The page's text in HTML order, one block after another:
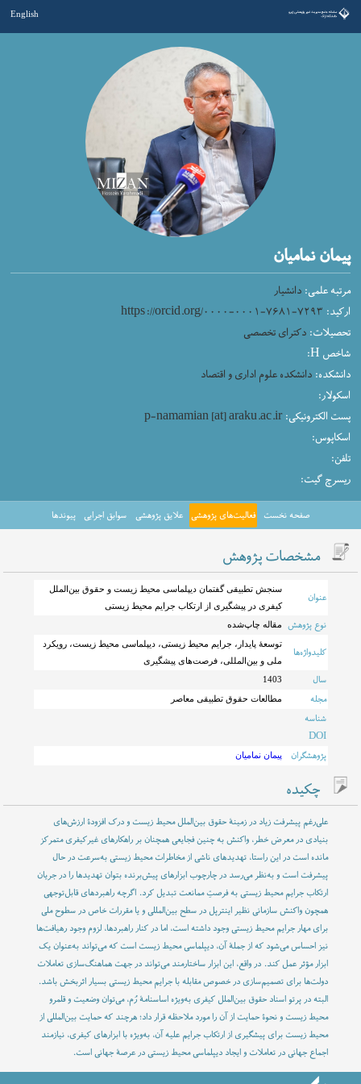
English
پیمان نمامیان
مرتبه علمی: دانشیار
ارکید: https://orcid.org/۰۰۰۰-۰۰۰۱-۷۶۸۱-۷۲۹۳
تحصیلات: دکترای تخصصی
شاخص H:
دانشکده: دانشکده علوم اداری و اقتصاد
اسکولار:
پست الکترونیکی: p-namamian [at] araku.ac.ir
اسکاپوس:
تلفن:
ریسرچ گیت:
صفحه نخست فعالیت‌های پژوهشی علایق پژوهشی سوابق اجرایی پیوندها
مشخصات پژوهش
عنوان
سنجش تطبیقی گفتمان دیپلماسی محیط زیست و حقوق بین‌الملل
کیفری در پیشگیری از ارتکاب جرایم محیط زیستی
نوع پژوهش مقاله چاپ‌شده
کلیدواژه‌ها
توسعۀ پایدار، جرایم محیط زیستی، دیپلماسی محیط زیست، رویکرد
ملی و بین‌المللی، فرصت‌های پیشگیری
سال 1403
مجله مطالعات حقوق تطبیقی معاصر
شناسه
DOI
پژوهشگران
پیمان نمامیان
چکیده
علی‌رغم پیشرفت زیاد در زمینۀ حقوق بین‌الملل محیط زیست و درک افزودۀ ارزش‌های
بنیادی در معرض خطر، واکنش به چنین فجایعی همچنان بر راهکارهای غیرکیفری متمرکز
مانده است در این راستا، تهدیدهای ناشی از مخاطرات محیط زیستی به‌سرعت در حال
پیشرفت است و به‌نظر می‌رسد در چارچوب ابزارهای پیش‌برنده بتوان تهدیدها را در جریان
ارتکاب جرایم محیط زیستی به فرصتِ ممانعت تبدیل کرد. اگرچه راهبردهای قابل‌توجهی
همچون واکنش سازمانی نظیر اینترپل در سطح بین‌المللی و یا مقررات خاص در سطوح ملی
برای مهار جرایم محیط زیستی وجود داشته است، اما در کنار راهبردها، لزوم وجود رهیافت‌ها
نیز احساس می‌شود که از جملۀ آن، دیپلماسی محیط زیست است که می‌تواند به‌عنوان یک
ابزار مؤثر عمل کند. در واقع، این ابزار ساختارمند می‌تواند در جهت هماهنگ‌سازی تعاملات
دولت‌ها برای تصمیم‌سازی در خصوص مقابله با جرایم محیط زیستی بسیار اثربخش باشد.
البته در پرتو اسناد حقوق بین‌الملل کیفری به‌ویژه اساسنامۀ رُم، می‌توان وضعیت و قلمرو
محیط زیست و نحوۀ حمایت از آن را مورد ملاحظه قرار داد؛ هرچند که حمایت بین‌المللی از
محیط زیست برای پیشگیری از ارتکاب جرایم علیه آن، به‌ویژه با ابزارهای کیفری، نیازمند
اجماع جهانی در تعاملات و ایجاد دیپلماسی محیط زیستی در عرصۀ جهانی است.